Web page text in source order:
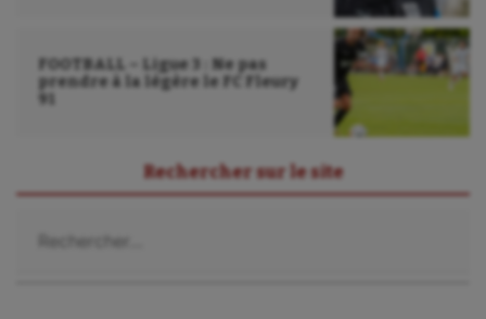
Sport-santé
Triathlon
FOOTBALL – Ligue 3 : Ne pas
prendre à la légère le FC Fleury
91
Rechercher sur le site